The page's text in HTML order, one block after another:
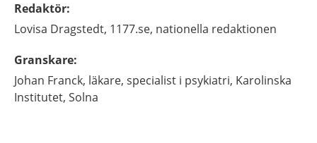
Redaktör:
Lovisa Dragstedt, 1177.se, nationella redaktionen
Granskare:
Johan Franck, läkare, specialist i psykiatri, Karolinska
Institutet, Solna